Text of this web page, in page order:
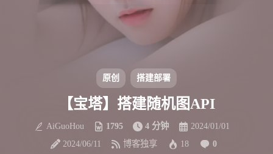
原创 搭建部署
【宝塔】搭建随机图API
AiGuoHou 1795 4 分钟
2024/01/01
2024/06/11
博客独享 18 0